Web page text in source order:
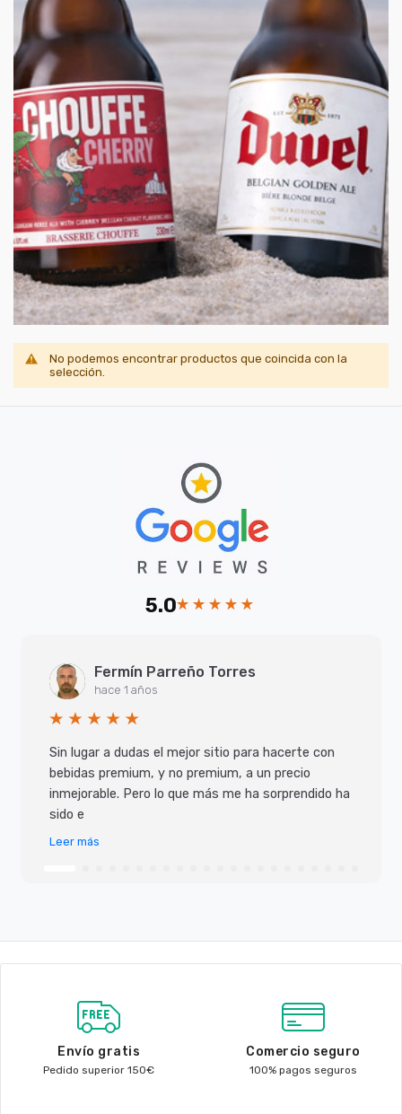
No podemos encontrar productos que coincida con la
selección.
5.0
Fermín Parreño Torres
hace 1 años
Sin lugar a dudas el mejor sitio para hacerte con
bebidas premium, y no premium, a un precio
inmejorable. Pero lo que más me ha sorprendido ha
sido e
Leer más
Envío gratis
Pedido superior 150€
Comercio seguro
100% pagos seguros